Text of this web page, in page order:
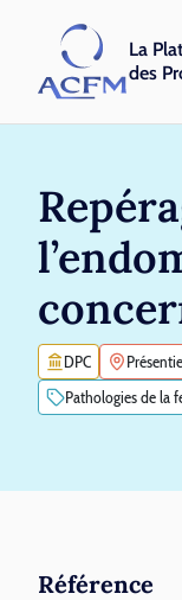
La
des
DPC
Pathologies de la
Référence